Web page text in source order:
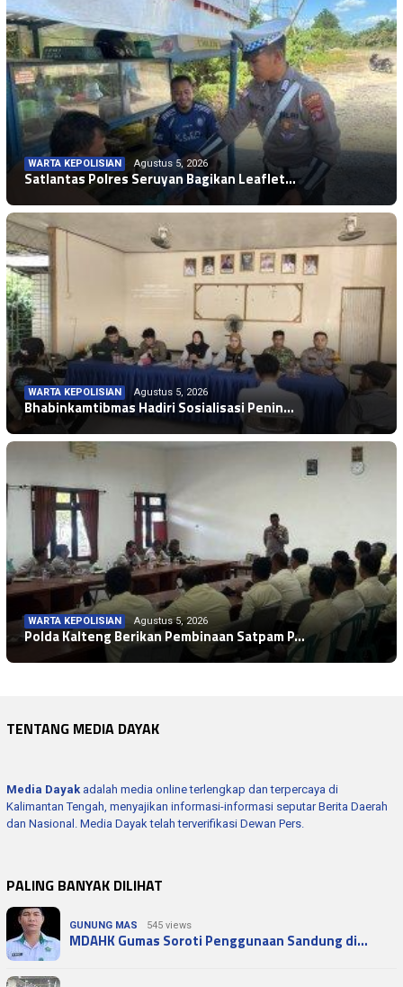
WARTA KEPOLISIAN Agustus 5, 2026
Satlantas Polres Seruyan Bagikan Leaflet…
WARTA KEPOLISIAN Agustus 5, 2026
Bhabinkamtibmas Hadiri Sosialisasi Penin…
WARTA KEPOLISIAN Agustus 5, 2026
Polda Kalteng Berikan Pembinaan Satpam P…
TENTANG MEDIA DAYAK
Media Dayak adalah media online terlengkap dan terpercaya di
Kalimantan Tengah, menyajikan informasi-informasi seputar Berita Daerah
dan Nasional. Media Dayak telah terverifikasi Dewan Pers.
PALING BANYAK DILIHAT
GUNUNG MAS 545 views
MDAHK Gumas Soroti Penggunaan Sandung di…